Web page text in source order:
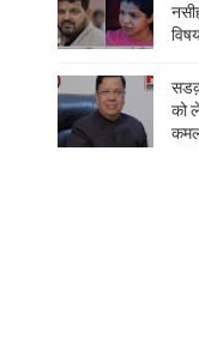
सडक़
को
कमल